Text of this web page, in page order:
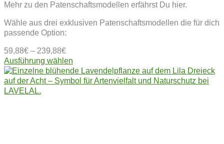
Mehr zu den Patenschaftsmodellen erfährst Du hier.
Wähle aus drei exklusiven Patenschaftsmodellen die für dich
passende Option:
59,88€ – 239,88€
Ausführung wählen
Produkt
weist